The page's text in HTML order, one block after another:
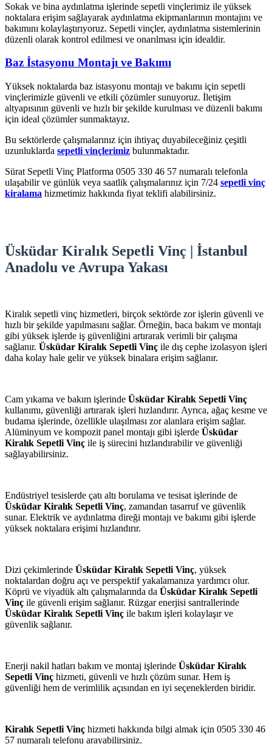
Sokak ve bina aydınlatma işlerinde sepetli vinçlerimiz ile yüksek
noktalara erişim sağlayarak aydınlatma ekipmanlarının montajını ve
bakımını kolaylaştırıyoruz. Sepetli vinçler, aydınlatma sistemlerinin
düzenli olarak kontrol edilmesi ve onarılması için idealdir.
Baz İstasyonu Montajı ve Bakımı
Yüksek noktalarda baz istasyonu montajı ve bakımı için sepetli
vinçlerimizle güvenli ve etkili çözümler sunuyoruz. İletişim
altyapısının güvenli ve hızlı bir şekilde kurulması ve düzenli bakımı
için ideal çözümler sunmaktayız.
Bu sektörlerde çalışmalarınız için ihtiyaç duyabileceğiniz çeşitli
uzunluklarda sepetli vinçlerimiz bulunmaktadır.
Sürat Sepetli Vinç Platforma 0505 330 46 57 numaralı telefonla
ulaşabilir ve günlük veya saatlik çalışmalarınız için 7/24 sepetli vinç
kiralama hizmetimiz hakkında fiyat teklifi alabilirsiniz.
Üsküdar Kiralık Sepetli Vinç | İstanbul
Anadolu ve Avrupa Yakası
Kiralık sepetli vinç hizmetleri, birçok sektörde zor işlerin güvenli ve
hızlı bir şekilde yapılmasını sağlar. Örneğin, baca bakım ve montajı
gibi yüksek işlerde iş güvenliğini artırarak verimli bir çalışma
sağlanır. Üsküdar Kiralık Sepetli Vinç ile dış cephe izolasyon işleri
daha kolay hale gelir ve yüksek binalara erişim sağlanır.
Cam yıkama ve bakım işlerinde Üsküdar Kiralık Sepetli Vinç
kullanımı, güvenliği artırarak işleri hızlandırır. Ayrıca, ağaç kesme ve
budama işlerinde, özellikle ulaşılması zor alanlara erişim sağlar.
Alüminyum ve kompozit panel montajı gibi işlerde Üsküdar
Kiralık Sepetli Vinç ile iş sürecini hızlandırabilir ve güvenliği
sağlayabilirsiniz.
Endüstriyel tesislerde çatı altı borulama ve tesisat işlerinde de
Üsküdar Kiralık Sepetli Vinç, zamandan tasarruf ve güvenlik
sunar. Elektrik ve aydınlatma direği montajı ve bakımı gibi işlerde
yüksek noktalara erişimi hızlandırır.
Dizi çekimlerinde Üsküdar Kiralık Sepetli Vinç, yüksek
noktalardan doğru açı ve perspektif yakalamanıza yardımcı olur.
Köprü ve viyadük altı çalışmalarında da Üsküdar Kiralık Sepetli
Vinç ile güvenli erişim sağlanır. Rüzgar enerjisi santrallerinde
Üsküdar Kiralık Sepetli Vinç ile bakım işleri kolaylaşır ve
güvenlik sağlanır.
Enerji nakil hatları bakım ve montaj işlerinde Üsküdar Kiralık
Sepetli Vinç hizmeti, güvenli ve hızlı çözüm sunar. Hem iş
güvenliği hem de verimlilik açısından en iyi seçeneklerden biridir.
Kiralık Sepetli Vinç hizmeti hakkında bilgi almak için 0505 330 46
57 numaralı telefonu arayabilirsiniz.